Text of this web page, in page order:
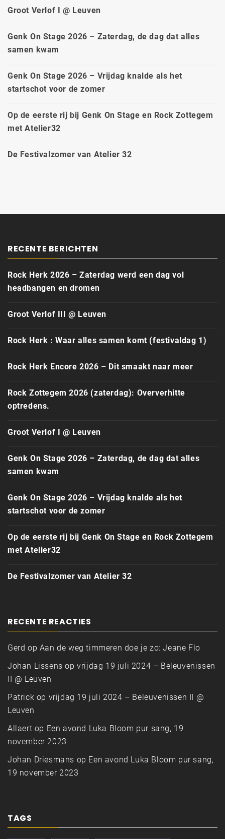
Groot Verlof I @ Leuven
Genk On Stage 2026 – Zaterdag, de dag dat alles
samen kwam
Genk On Stage 2026 – Vrijdag knalde als het
startschot voor de zomer
Op de eerste rij bij Genk On Stage en Rock Zottegem
met Atelier32
De Festivalzomer van Atelier 32
RECENTE BERICHTEN
Rock Herk 2026 – Zaterdag werd een dag vol
headbangen en dromen
Groot Verlof III @ Leuven
Rock Herk : Waar alles samen komt (festivaldag 1)
Rock Herk Encore 2026 – Dit smaakt naar meer
Rock Zottegem 2026 (zaterdag): Oververhitte
optredens.
Groot Verlof I @ Leuven
Genk On Stage 2026 – Zaterdag, de dag dat alles
samen kwam
Genk On Stage 2026 – Vrijdag knalde als het
startschot voor de zomer
Op de eerste rij bij Genk On Stage en Rock Zottegem
met Atelier32
De Festivalzomer van Atelier 32
RECENTE REACTIES
Gerd op Aan de weg timmeren doe je zo: Jeane Flo
Johan Lissens opvrijdag 19 juli 2024 – Beleuvenissen
II @ Leuven
Patrick op vrijdag 19 juli 2024 – Beleuvenissen II @
Leuven
Allaert op Een avond Luka Bloom pur sang, 19
november 2023
Johan Driesmans op Een avond Luka Bloom pur sang,
19 november 2023
TAGS